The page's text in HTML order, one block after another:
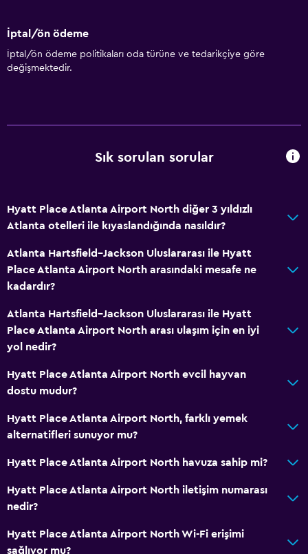
İptal/ön ödeme
İptal/ön ödeme politikaları oda türüne ve tedarikçiye göre
değişmektedir.
Sık sorulan sorular
Hyatt Place Atlanta Airport North diğer 3 yıldızlı
Atlanta otelleri ile kıyaslandığında nasıldır?
Atlanta Hartsfield–Jackson Uluslararası ile Hyatt
Place Atlanta Airport North arasındaki mesafe ne
kadardır?
Atlanta Hartsfield–Jackson Uluslararası ile Hyatt
Place Atlanta Airport North arası ulaşım için en iyi
yol nedir?
Hyatt Place Atlanta Airport North evcil hayvan
dostu mudur?
Hyatt Place Atlanta Airport North, farklı yemek
alternatifleri sunuyor mu?
Hyatt Place Atlanta Airport North havuza sahip mi?
Hyatt Place Atlanta Airport North iletişim numarası
nedir?
Hyatt Place Atlanta Airport North Wi-Fi erişimi
sağlıyor mu?